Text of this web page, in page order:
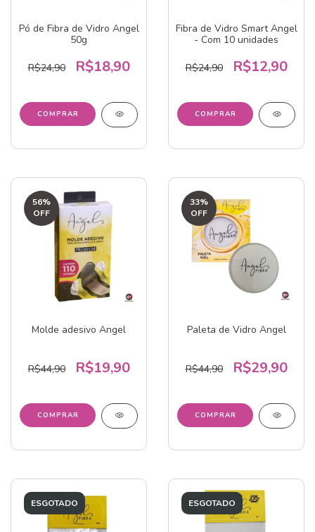
Pó de Fibra de Vidro Angel
50g
R$24,90 R$18,90
Fibra de Vidro Smart Angel
- Com 10 unidades
R$24,90 R$12,90
56%
OFF
Molde adesivo Angel
R$44,90 R$19,90
33%
OFF
Paleta de Vidro Angel
R$44,90 R$29,90
ESGOTADO ESGOTADO